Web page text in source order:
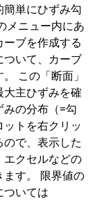
簡単にひずみ勾
メニュー内にあ
ブを作成する
ついて、カーブ
この「断面」
大主ひずみを確
の分布（=勾
トを右クリッ
で、表示した
エクセルなどの
す。 限界値の
ついては